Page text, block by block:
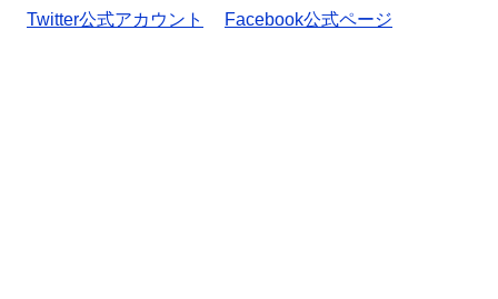
Twitter公式アカウント
Facebook公式ページ